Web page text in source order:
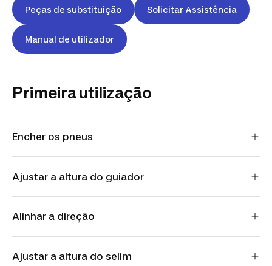
Peças de substituição Solicitar Assistência
Manual de utilizador
Primeira utilização
Encher os pneus
Ajustar a altura do guiador
Alinhar a direção
Ajustar a altura do selim